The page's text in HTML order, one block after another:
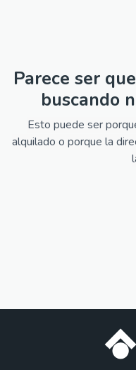
Parece ser
buscando
Esto puede ser
alquilado o porque la